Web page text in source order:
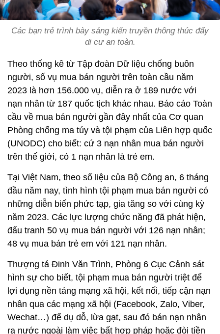
Các bạn trẻ trình bày sáng kiến truyền thông thúc đẩy
di cư an toàn.
Theo thống kê từ Tập đoàn Dữ liệu chống buôn
người, số vụ mua bán người trên toàn cầu năm
2023 là hơn 156.000 vụ, diễn ra ở 189 nước với
nạn nhân từ 187 quốc tịch khác nhau. Báo cáo Toàn
cầu về mua bán người gần đây nhất của Cơ quan
Phòng chống ma túy và tội phạm của Liên hợp quốc
(UNODC) cho biết: cứ 3 nạn nhân mua bán người
trên thế giới, có 1 nạn nhân là trẻ em.
Tại Việt Nam, theo số liệu của Bộ Công an, 6 tháng
đầu năm nay, tình hình tội phạm mua bán người có
những diễn biến phức tạp, gia tăng so với cùng kỳ
năm 2023. Các lực lượng chức năng đã phát hiện,
đấu tranh 50 vụ mua bán người với 126 nạn nhân;
48 vụ mua bán trẻ em với 121 nạn nhân.
Thượng tá Đinh Văn Trình, Phòng 6 Cục Cảnh sát
hình sự cho biết, tội phạm mua bán người triệt để
lợi dụng nền tảng mạng xã hội, kết nối, tiếp cận nạn
nhân qua các mạng xã hội (Facebook, Zalo, Viber,
Wechat…) để dụ dỗ, lừa gạt, sau đó bán nạn nhân
ra nước ngoài làm việc bất hợp pháp hoặc đòi tiền